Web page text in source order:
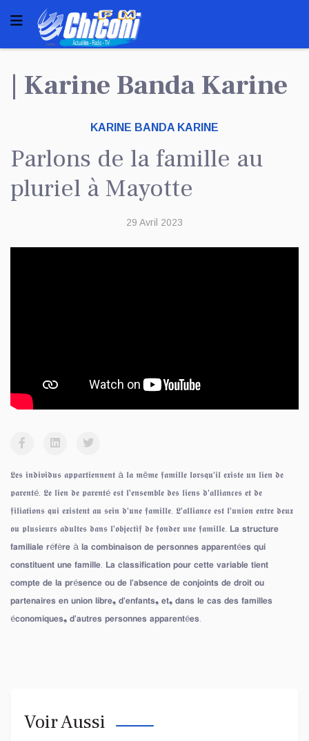
| Karine Banda Karine
KARINE BANDA KARINE
Parlons de la famille au
pluriel à Mayotte
29 Avril 2023
𝕷𝖊𝖘 𝖎𝖓𝖉𝖎𝖛𝖎𝖉𝖚𝖘 𝖆𝖕𝖕𝖆𝖗𝖙𝖎𝖊𝖓𝖓𝖊𝖓𝖙 à 𝖑𝖆 𝖒ê𝖒𝖊 𝖋𝖆𝖒𝖎𝖑𝖑𝖊 𝖑𝖔𝖗𝖘𝖖𝖚'𝖎𝖑 𝖊𝖝𝖎𝖘𝖙𝖊 𝖚𝖓 𝖑𝖎𝖊𝖓 𝖉𝖊
𝖕𝖆𝖗𝖊𝖓𝖙é. 𝕷𝖊 𝖑𝖎𝖊𝖓 𝖉𝖊 𝖕𝖆𝖗𝖊𝖓𝖙é 𝖊𝖘𝖙 𝖑'𝖊𝖓𝖘𝖊𝖒𝖇𝖑𝖊 𝖉𝖊𝖘 𝖑𝖎𝖊𝖓𝖘 𝖉'𝖆𝖑𝖑𝖎𝖆𝖓𝖈𝖊𝖘 𝖊𝖙 𝖉𝖊
𝖋𝖎𝖑𝖎𝖆𝖙𝖎𝖔𝖓𝖘 𝖖𝖚𝖎 𝖊𝖝𝖎𝖘𝖙𝖊𝖓𝖙 𝖆𝖚 𝖘𝖊𝖎𝖓 𝖉'𝖚𝖓𝖊 𝖋𝖆𝖒𝖎𝖑𝖑𝖊. 𝕷'𝖆𝖑𝖑𝖎𝖆𝖓𝖈𝖊 𝖊𝖘𝖙 𝖑'𝖚𝖓𝖎𝖔𝖓 𝖊𝖓𝖙𝖗𝖊 𝖉𝖊𝖚𝖝
𝖔𝖚 𝖕𝖑𝖚𝖘𝖎𝖊𝖚𝖗𝖘 𝖆𝖉𝖚𝖑𝖙𝖊𝖘 𝖉𝖆𝖓𝖘 𝖑'𝖔𝖇𝖏𝖊𝖈𝖙𝖎𝖋 𝖉𝖊 𝖋𝖔𝖓𝖉𝖊𝖗 𝖚𝖓𝖊 𝖋𝖆𝖒𝖎𝖑𝖑𝖊. 𝗟𝗮 𝘀𝘁𝗿𝘂𝗰𝘁𝘂𝗿𝗲
𝗳𝗮𝗺𝗶𝗹𝗶𝗮𝗹𝗲 𝗿é𝗳è𝗿𝗲 à 𝗹𝗮 𝗰𝗼𝗺𝗯𝗶𝗻𝗮𝗶𝘀𝗼𝗻 𝗱𝗲 𝗽𝗲𝗿𝘀𝗼𝗻𝗻𝗲𝘀 𝗮𝗽𝗽𝗮𝗿𝗲𝗻𝘁é𝗲𝘀 𝗾𝘂𝗶
𝗰𝗼𝗻𝘀𝘁𝗶𝘁𝘂𝗲𝗻𝘁 𝘂𝗻𝗲 𝗳𝗮𝗺𝗶𝗹𝗹𝗲. 𝗟𝗮 𝗰𝗹𝗮𝘀𝘀𝗶𝗳𝗶𝗰𝗮𝘁𝗶𝗼𝗻 𝗽𝗼𝘂𝗿 𝗰𝗲𝘁𝘁𝗲 𝘃𝗮𝗿𝗶𝗮𝗯𝗹𝗲 𝘁𝗶𝗲𝗻𝘁
𝗰𝗼𝗺𝗽𝘁𝗲 𝗱𝗲 𝗹𝗮 𝗽𝗿é𝘀𝗲𝗻𝗰𝗲 𝗼𝘂 𝗱𝗲 𝗹'𝗮𝗯𝘀𝗲𝗻𝗰𝗲 𝗱𝗲 𝗰𝗼𝗻𝗷𝗼𝗶𝗻𝘁𝘀 𝗱𝗲 𝗱𝗿𝗼𝗶𝘁 𝗼𝘂
𝗽𝗮𝗿𝘁𝗲𝗻𝗮𝗶𝗿𝗲𝘀 𝗲𝗻 𝘂𝗻𝗶𝗼𝗻 𝗹𝗶𝗯𝗿𝗲❟ 𝗱'𝗲𝗻𝗳𝗮𝗻𝘁𝘀❟ 𝗲𝘁❟ 𝗱𝗮𝗻𝘀 𝗹𝗲 𝗰𝗮𝘀 𝗱𝗲𝘀 𝗳𝗮𝗺𝗶𝗹𝗹𝗲𝘀
é𝗰𝗼𝗻𝗼𝗺𝗶𝗾𝘂𝗲𝘀❟ 𝗱'𝗮𝘂𝘁𝗿𝗲𝘀 𝗽𝗲𝗿𝘀𝗼𝗻𝗻𝗲𝘀 𝗮𝗽𝗽𝗮𝗿𝗲𝗻𝘁é𝗲𝘀.
Voir Aussi